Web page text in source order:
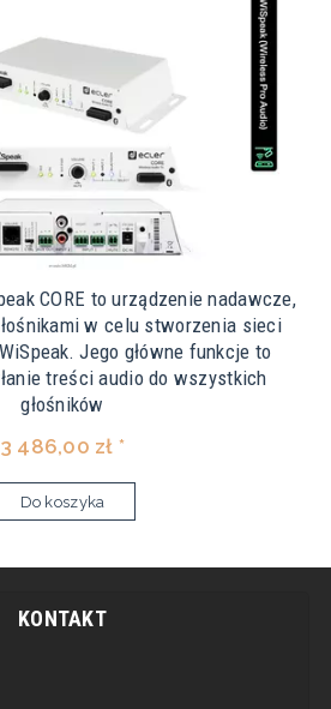
CORE to urządzenie nadawcze,
w celu stworzenia sieci
Jego główne funkcje to
treści audio do wszystkich
głośników
3 486,00 zł *
Do koszyka
KONTAKT